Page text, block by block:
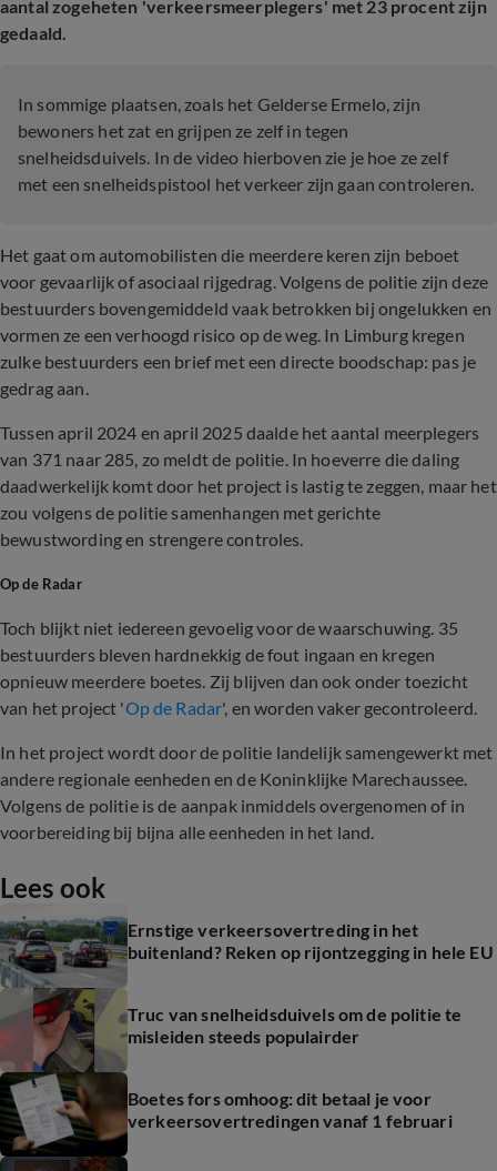
aantal zogeheten 'verkeersmeerplegers' met 23 procent zijn
gedaald.
In sommige plaatsen, zoals het Gelderse Ermelo, zijn
bewoners het zat en grijpen ze zelf in tegen
snelheidsduivels. In de video hierboven zie je hoe ze zelf
met een snelheidspistool het verkeer zijn gaan controleren.
Het gaat om automobilisten die meerdere keren zijn beboet
voor gevaarlijk of asociaal rijgedrag. Volgens de politie zijn deze
bestuurders bovengemiddeld vaak betrokken bij ongelukken en
vormen ze een verhoogd risico op de weg. In Limburg kregen
zulke bestuurders een brief met een directe boodschap: pas je
gedrag aan.
Tussen april 2024 en april 2025 daalde het aantal meerplegers
van 371 naar 285, zo meldt de politie. In hoeverre die daling
daadwerkelijk komt door het project is lastig te zeggen, maar het
zou volgens de politie samenhangen met gerichte
bewustwording en strengere controles.
Op de Radar
Toch blijkt niet iedereen gevoelig voor de waarschuwing. 35
bestuurders bleven hardnekkig de fout ingaan en kregen
opnieuw meerdere boetes. Zij blijven dan ook onder toezicht
van het project 'Op de Radar', en worden vaker gecontroleerd.
In het project wordt door de politie landelijk samengewerkt met
andere regionale eenheden en de Koninklijke Marechaussee.
Volgens de politie is de aanpak inmiddels overgenomen of in
voorbereiding bij bijna alle eenheden in het land.
Lees ook
Ernstige verkeersovertreding in het
buitenland? Reken op rijontzegging in hele EU
Truc van snelheidsduivels om de politie te
misleiden steeds populairder
Boetes fors omhoog: dit betaal je voor
verkeersovertredingen vanaf 1 februari